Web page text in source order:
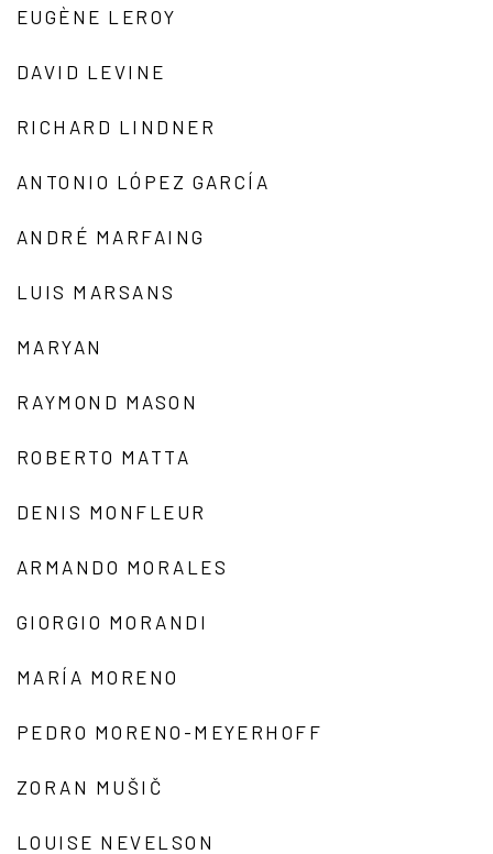
EUGÈNE LEROY
DAVID LEVINE
RICHARD LINDNER
ANTONIO LÓPEZ GARCÍA
ANDRÉ MARFAING
LUIS MARSANS
MARYAN
RAYMOND MASON
ROBERTO MATTA
DENIS MONFLEUR
ARMANDO MORALES
GIORGIO MORANDI
MARÍA MORENO
PEDRO MORENO-MEYERHOFF
ZORAN MUŠIČ
LOUISE NEVELSON